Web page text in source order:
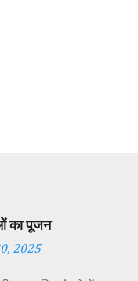
का पूजन
2025